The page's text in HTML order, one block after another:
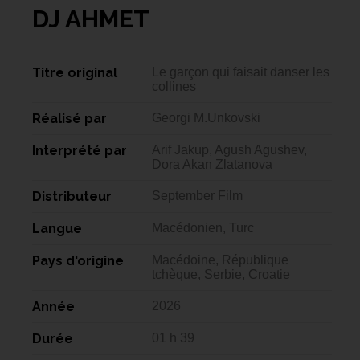
DJ AHMET
Titre original
Le garçon qui faisait danser les
collines
Réalisé par Georgi M.Unkovski
Interprété par
Arif Jakup, Agush Agushev,
Dora Akan Zlatanova
Distributeur September Film
Langue Macédonien, Turc
Pays d'origine
Macédoine, République
tchèque, Serbie, Croatie
Année 2026
Durée 01 h 39